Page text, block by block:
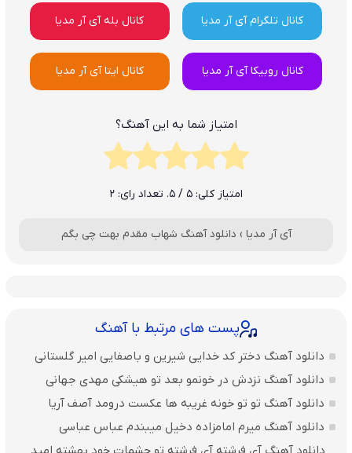
کانال تلگرام آی آر مدیا کانال بله آی آر مدیا
کانال روبیکا آی آر مدیا کانال ایتا آی آر مدیا
امتیاز شما به این آهنگ؟
امتیاز کلی: 5 / 5. تعداد رای: 2
آی آر مدیا › دانلود آهنگ شهاب مقدم بهت چی بگم
پست های مرتبط با آهنگ
دانلود آهنگ دختر کد خدایی شیرین و باصفایی امیر گلستانی
دانلود آهنگ نزدش در خونمو بعد تو هیشکی مهدی جهانی
دانلود آهنگ تو تو خونه غریبه ها عکست درومد آصف آریا
دانلود آهنگ میرم امامزاده دخیل میبندم عباس عباسی